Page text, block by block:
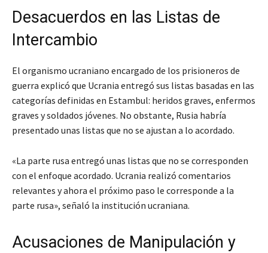
Desacuerdos en las Listas de
Intercambio
El organismo ucraniano encargado de los prisioneros de
guerra explicó que Ucrania entregó sus listas basadas en las
categorías definidas en Estambul: heridos graves, enfermos
graves y soldados jóvenes. No obstante, Rusia habría
presentado unas listas que no se ajustan a lo acordado.
«La parte rusa entregó unas listas que no se corresponden
con el enfoque acordado. Ucrania realizó comentarios
relevantes y ahora el próximo paso le corresponde a la
parte rusa», señaló la institución ucraniana.
Acusaciones de Manipulación y